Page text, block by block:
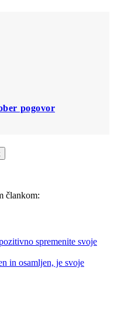
pogovor
člankom:
spremenite svoje
in osamljen, je svoje